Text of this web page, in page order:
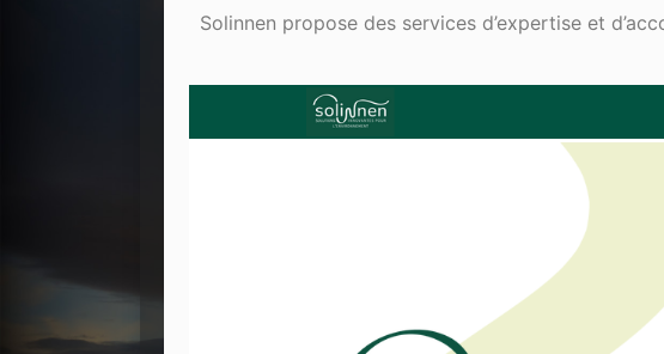
Solinnen propose des services d’expertise et